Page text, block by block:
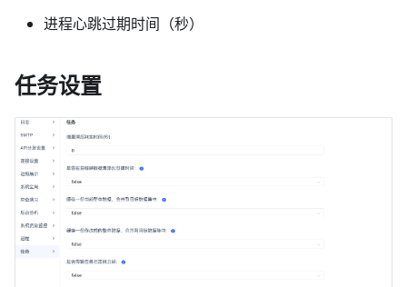
进程心跳过期时间（秒）
任务设置